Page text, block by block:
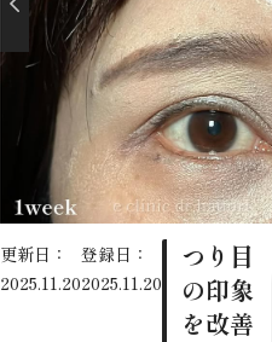
更新日：
2025.11.20
登録日：
2025.11.20
つり目
の印象
を改善